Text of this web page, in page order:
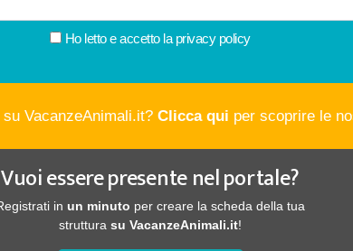
Ho letto e accetto la privacy policy
VacanzeAnimali.it? Clicca qui per scoprire le
Vuoi essere presente nel portale?
in un minuto per creare la scheda della tua
struttura su VacanzeAnimali.it!